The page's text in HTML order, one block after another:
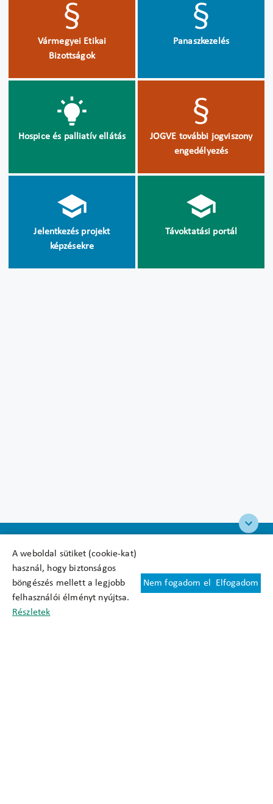
A weboldal sütiket (cookie-kat)
használ, hogy biztonságos
böngészés mellett a legjobb
felhasználói élményt nyújtsa.
Részletek
Nem fogadom el Elfogadom
Vármegyei Etikai
Bizottságok
Panaszkezelés
Hospice és palliatív ellátás
JOGVE további jogviszony
engedélyezés
Jelentkezés projekt
képzésekre
Távoktatási portál
Felhasználási feltételek